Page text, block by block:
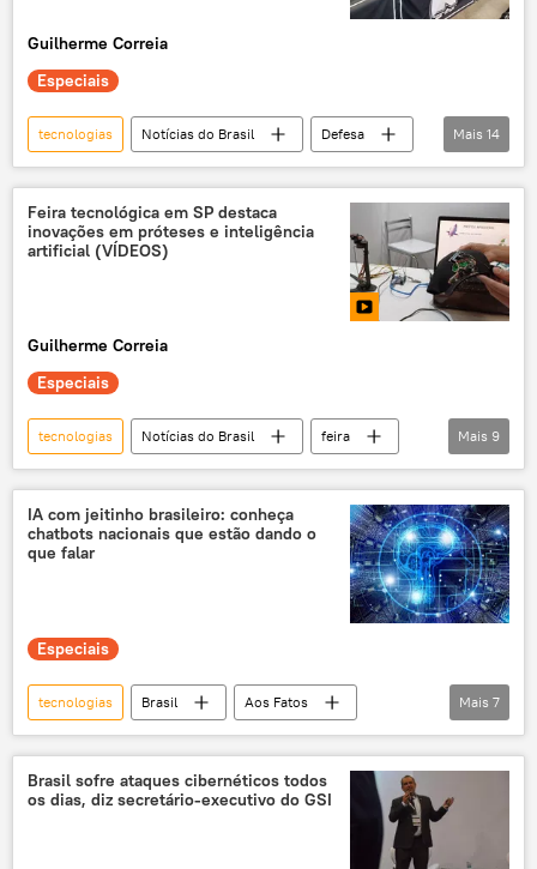
Guilherme Correia
Especiais
tecnologias Notícias do Brasil
Defesa
América Latina
São Paulo
Estados Unidos
EUA
armamento
segurança
novas tecnologias
drones
armas
Mais 14
Feira tecnológica em SP destaca
inovações em próteses e inteligência
artificial (VÍDEOS)
Guilherme Correia
Especiais
tecnologias Notícias do Brasil
feira
Brasil
São Paulo
Ciência e Tecnologia
Sociedade
Chile
Colômbia
ONU
Mais 9
IA com jeitinho brasileiro: conheça
chatbots nacionais que estão dando o
que falar
Especiais
tecnologias Brasil
Aos Fatos
Unicamp
Google
ChatGPT
inteligência artificial
tecnologia
Ciência e sociedade
Tecnologias de Ponta
Mais 7
Brasil sofre ataques cibernéticos todos
os dias, diz secretário-executivo do GSI